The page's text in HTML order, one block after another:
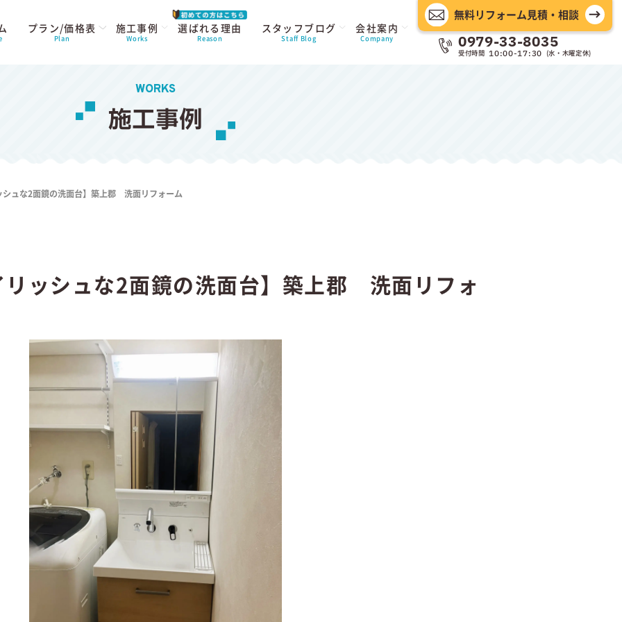
プラン/価格表
Plan
施工事例
Works
選ばれる理由
Reason
スタッフブログ
Staff Blog
会社案内
Company
無料リフォーム見積・相談
0979-33-8035
受付時間 10:00-17:30 (水・木曜定休)
WORKS
施工事例
シュな2面鏡の洗面台】築上郡 洗面リフォーム
リッシュな2面鏡の洗面台】築上郡 洗面リフォ